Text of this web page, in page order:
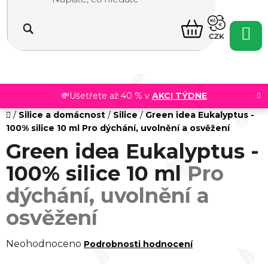
obsah
💸Ušetřete až 40 % v AKCI TÝDNE
NÁKUPNÍ
KOŠÍK
CZK
Domů
/ Silice a domácnost / Silice / Green idea Eukalyptus -
100% silice 10 ml Pro dýchání, uvolnění a osvěžení
Green idea Eukalyptus -
100% silice 10 ml Pro
dýchání, uvolnění a
osvěžení
Průměrné
Neohodnoceno Podrobnosti hodnocení